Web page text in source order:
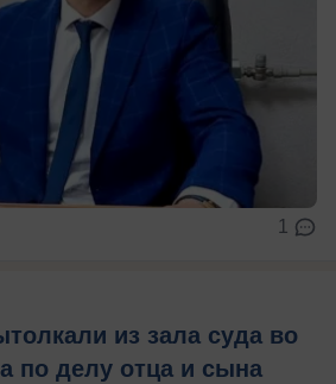
1
из зала суда во
по делу отца и сына